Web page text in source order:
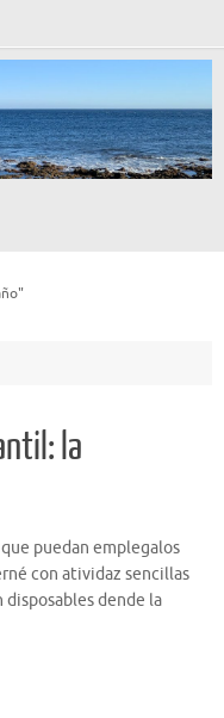
la
puedan emplegalos
con atividaz sencillas
disposables dende la